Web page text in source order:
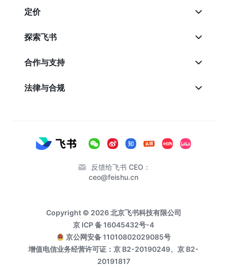
定价
探索飞书
合作与支持
法律与合规
反馈给飞书 CEO：
ceo@feishu.cn
Copyright © 2026 北京飞书科技有限公司
京 ICP 备 16045432号-4
京公网安备 11010802029085号
增值电信业务经营许可证：京 B2-20190249、京 B2-
20191817